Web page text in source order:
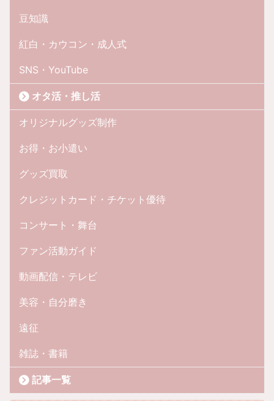
豆知識
紅白・カウコン・成人式
SNS・YouTube
オタ活・推し活
オリジナルグッズ制作
お得・お小遣い
グッズ買取
クレジットカード・チケット優待
コンサート・舞台
ファン活動ガイド
動画配信・テレビ
美容・自分磨き
遠征
雑誌・書籍
記事一覧